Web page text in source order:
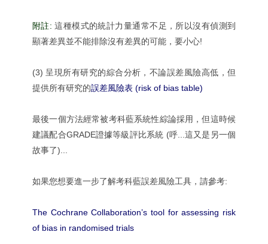
附註: 這種模式的統計力量通常不足，所以沒有偵測到
顯著差異並不能排除沒有差異的可能，要小心!
(3) 呈現所有研究的綜合分析，不論誤差風險高低，但
提供所有研究的誤差風險表 (risk of bias table)
最後一個方法經常被考科藍系統性綜論採用，但這時候
建議配合GRADE證據等級評比系統 (呼...這又是另一個
故事了)...
如果您想要進一步了解考科藍誤差風險工具，請參考:
The Cochrane Collaboration’s tool for assessing risk
of bias in randomised trials